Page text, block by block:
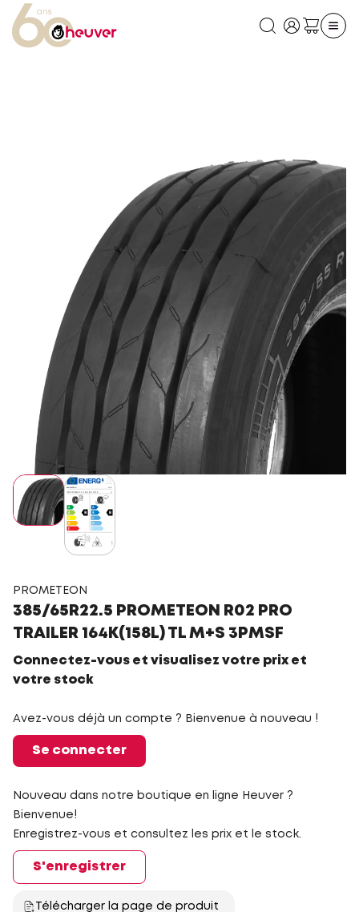
PROMETEON
385/65R22.5 PROMETEON R02 PRO
TRAILER 164K(158L) TL M+S 3PMSF
Connectez-vous et visualisez votre prix et
votre stock
Avez-vous déjà un compte ? Bienvenue à nouveau !
Se connecter
Nouveau dans notre boutique en ligne Heuver ?
Bienvenue!
Enregistrez-vous et consultez les prix et le stock.
S'enregistrer
Télécharger la page de produit